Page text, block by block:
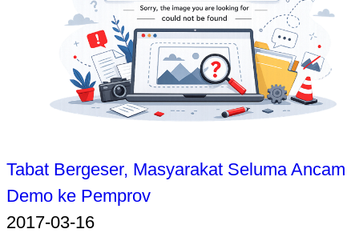
Tabat Bergeser, Masyarakat Seluma Ancam
Demo ke Pemprov
2017-03-16